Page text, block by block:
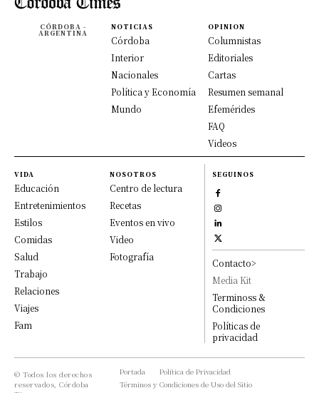
CÓRDOBA -
ARGENTINA
NOTICIAS
Córdoba
Interior
Nacionales
Política y Economía
Mundo
OPINION
Columnistas
Editoriales
Cartas
Resumen semanal
Efemérides
FAQ
Videos
VIDA
Educación
Entretenimientos
Estilos
Comidas
Salud
Trabajo
Relaciones
Viajes
Fam
NOSOTROS
Centro de lectura
Recetas
Eventos en vivo
Video
Fotografía
SEGUINOS
Contacto>
Media Kit
Terminoss &
Condiciones
Políticas de
privacidad
© Todos los derechos
reservados, Córdoba
Portada
Política de Privacidad
Términos y Condiciones de Uso del Sitio